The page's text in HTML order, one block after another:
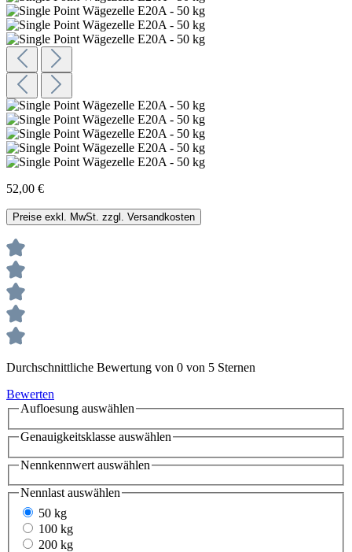
52,00 €
Preise exkl. MwSt. zzgl. Versandkosten
Durchschnittliche Bewertung von 0 von 5 Sternen
Bewerten
Aufloesung auswählen
Genauigkeitsklasse auswählen
Nennkennwert auswählen
Nennlast auswählen
50 kg
100 kg
200 kg